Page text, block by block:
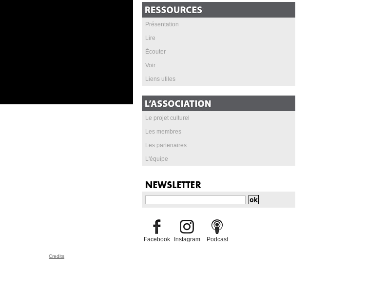
Présentation
Lire
Écouter
Voir
Liens utiles
Le projet culturel
Les membres
Les partenaires
L'équipe
Facebook Instagram Podcast
Credits